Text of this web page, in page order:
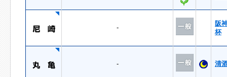
-
阪
杯
- 清